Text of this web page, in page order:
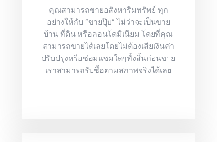
คุณสามารถขายอสังหาริมทรัพย์ ทุก
อย่างให้กับ “ขายปุ๊บ” ไม่ว่าจะเป็นขาย
บ้าน ที่ดิน หรือคอนโดมิเนียม โดยที่คุณ
สามารถขายได้เลยโดยไม่ต้องเสียเงินค่า
ปรับปรุงหรือซ่อมแซมใดๆทั้งสิ้นก่อนขาย
เราสามารถรับซื้อตามสภาพจริงได้เลย